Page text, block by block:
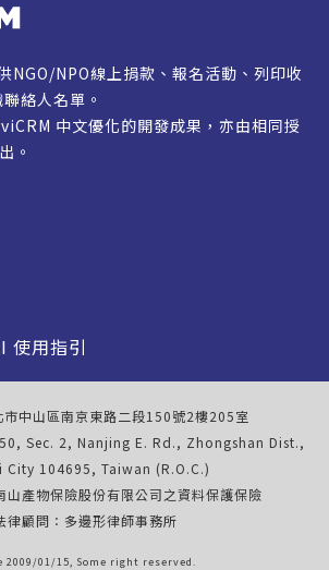
NGO/NPO線上捐款、報名活動、列印收
絡人名單。
中文優化的開發成果，亦由相同授
。
使用指引
中山區南京東路二段150號2樓205室
Sec. 2, Nanjing E. Rd., Zhongshan Dist.,
City 104695, Taiwan (R.O.C.)
山產物保險股份有限公司之資料保護保險
律顧問：多邊形律師事務所
2009/01/15, Some right reserved.